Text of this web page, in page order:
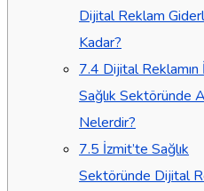
Dijital Reklam
Kadar?
7.4 Dijital Reklamın
Sağlık Sektöründe
Nelerdir?
7.5 İzmit’te Sağlık
Sektöründe Dijital